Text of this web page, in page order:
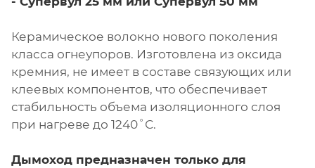
Керамическое волокно нового поколения
класса огнеупоров. Изготовлена из оксида
кремния, не имеет в составе связующих или
клеевых компонентов, что обеспечивает
стабильность объема изоляционного слоя
при нагреве до 1240˚С.
Дымоход предназначен только для